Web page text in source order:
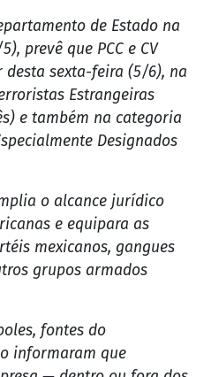
de Estado na
prevê que PCC e CV
sexta-feira (5/6), na
Estrangeiras
e também na categoria
Designados
o alcance jurídico
e equipara as
mexicanos, gangues
grupos armados
fontes do
informaram que